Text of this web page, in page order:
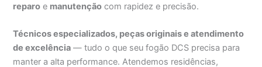
reparo e manutenção com rapidez e precisão.
Técnicos especializados, peças originais e atendimento
de excelência — tudo o que seu fogão DCS precisa para
manter a alta performance. Atendemos residências,